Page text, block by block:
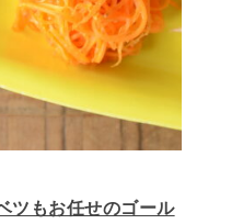
ツもお任せのゴール